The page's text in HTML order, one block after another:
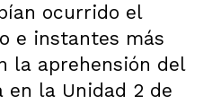
ocurrido el
e instantes más
la aprehensión del
en la Unidad 2 de